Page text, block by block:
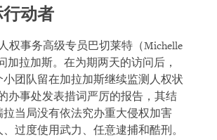
动者
权事务高级专员巴切莱特（Michelle
加拉加斯。在为期两天的访问后，
团队留在加拉加斯继续监测人权状
办事处发表措词严厉的报告，其结
当局没有依法究办重大侵权加害
过度使用武力、任意逮捕和酷刑。